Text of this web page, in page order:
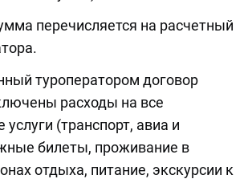
перечисляется на расчетный
туроператором договор
расходы на все
услуги (транспорт, авиа и
билеты, проживание в
отдыха, питание, экскурсии к